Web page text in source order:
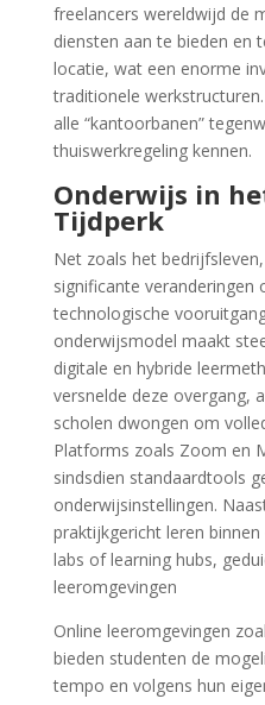
freelancers wereldwijd de
diensten aan te bieden en
locatie, wat een enorme
traditionele
alle “kantoorbanen”
thuiswerkregeling kennen.
Onderwijs in
Tijdperk
Net zoals het
significante veranderingen
technologische
onderwijsmodel maakt
digitale en hybride
versnelde deze overgang,
scholen dwongen om
Platforms zoals Zoom en
sindsdien standaardtools
onderwijsinstellingen.
praktijkgericht leren
labs of learning hubs,
leeromgevingen
Online leeromgevingen
bieden studenten de
tempo en volgens hun